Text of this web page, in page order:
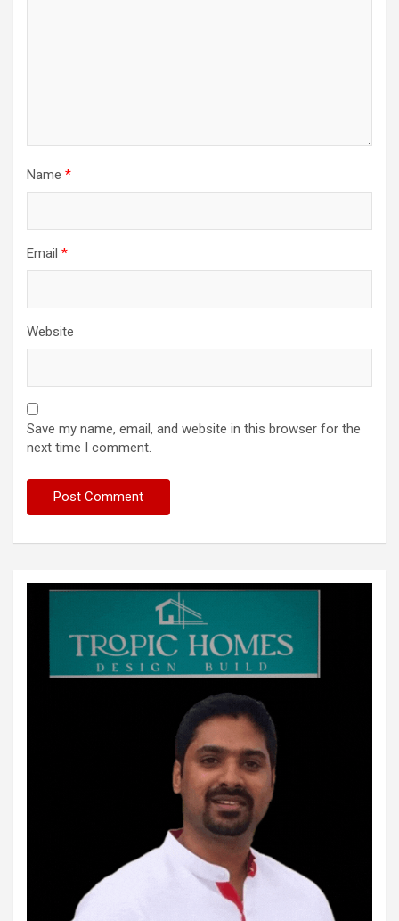
Name *
Email *
Website
Save my name, email, and website in this browser for the
next time I comment.